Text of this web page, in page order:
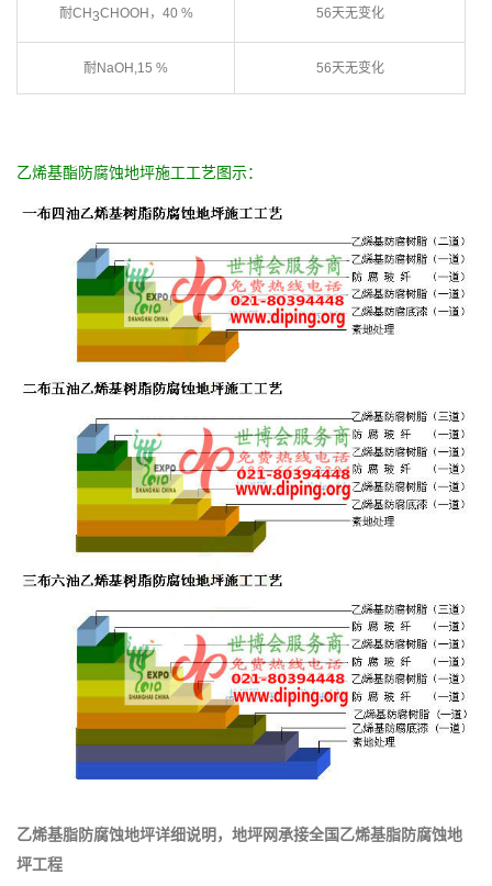
耐CH3CHOOH，40 % 56天无变化
耐NaOH,15 % 56天无变化
乙烯基酯防腐蚀地坪施工工艺图示：
乙烯基脂防腐蚀地坪详细说明，地坪网承接全国乙烯基脂防腐蚀地
坪工程